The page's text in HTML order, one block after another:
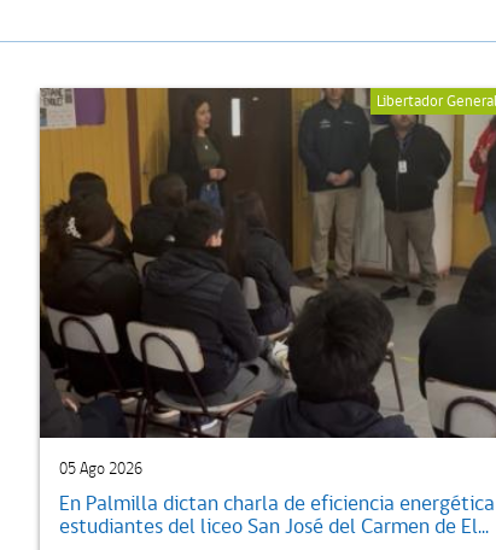
Libertador
05 Ago 2026
En Palmilla dictan charla de eficiencia
estudiantes del liceo San José del Carmen de El...